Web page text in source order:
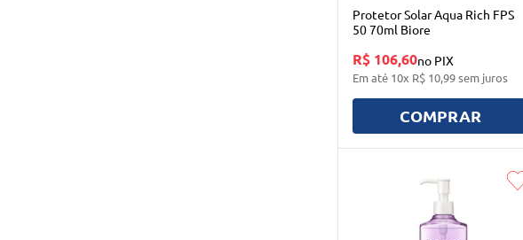
Protetor Solar Aqua Rich FPS
50 70ml Biore
R$ 106,60no PIX
Em até 10x R$ 10,99sem juros
COMPRAR